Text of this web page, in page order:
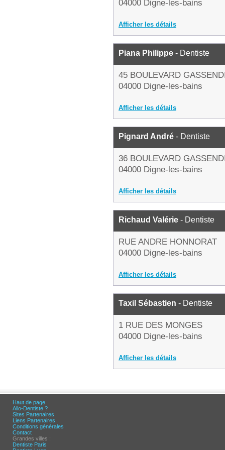
04000 Digne-les-bains
Afficher les détails
Piana Philippe - Dentiste
45 BOULEVARD
04000 Digne-les-bains
Afficher les détails
Pignard André - Dentiste
36 BOULEVARD
04000 Digne-les-bains
Afficher les détails
Richaud Valérie - Dentiste
RUE ANDRE HONNORAT
04000 Digne-les-bains
Afficher les détails
Taxil Sébastien - Dentiste
1 RUE DES MONGES
04000 Digne-les-bains
Afficher les détails
Haut de page
Allo-Dentiste ?
Sites Partenaires
Liens Partenaires
Conditions générales
Contact
Grandes villes :
Dentiste Paris